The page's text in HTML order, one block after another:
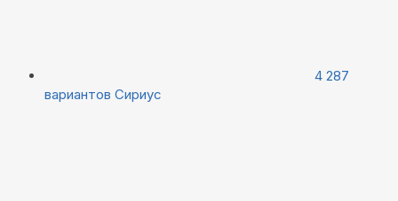
4 287
вариантов Сириус